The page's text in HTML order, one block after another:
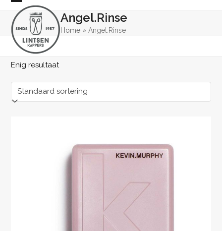
Skip
content
Open
mobile
menu
Close
mobile
menu
Angel.Rinse
Home »Angel.Rinse
Enig resultaat